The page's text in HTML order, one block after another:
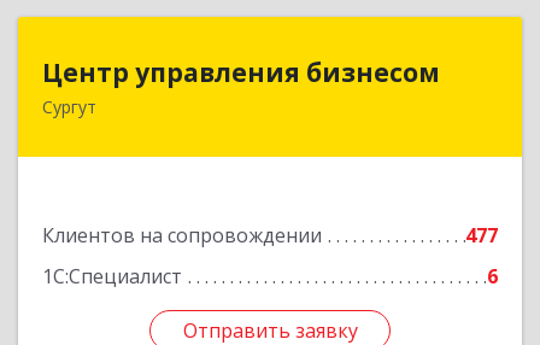
Центр управления бизнесом
Сургут
Клиентов на сопровождении
477
1С:Специалист
6
Отправить заявку
Центр управления бизнесом
628403, Ханты-Мансийский Автономный округ
Отправить заявку